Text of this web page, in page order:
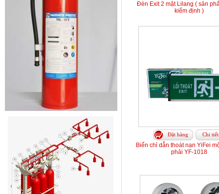
Đèn Exit 2 mặt Lilang ( sản
kiểm định )
Đặt hàng Chi tiết
Biển chỉ dẫn thoát nạn YiFei
phải YF-1018